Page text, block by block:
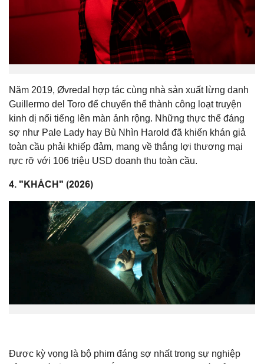
Năm 2019, Øvredal hợp tác cùng nhà sản xuất lừng danh
Guillermo del Toro để chuyển thể thành công loạt truyện
kinh dị nổi tiếng lên màn ảnh rộng. Những thực thể đáng
sợ như Pale Lady hay Bù Nhìn Harold đã khiến khán giả
toàn cầu phải khiếp đảm, mang về thắng lợi thương mại
rực rỡ với 106 triệu USD doanh thu toàn cầu.
4. "KHÁCH" (2026)
Được kỳ vọng là bộ phim đáng sợ nhất trong sự nghiệp